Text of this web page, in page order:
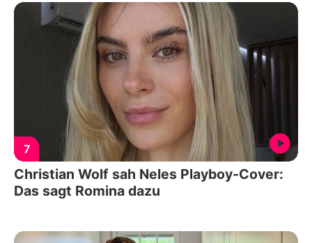
7
Christian Wolf sah Neles Playboy-Cover:
Das sagt Romina dazu